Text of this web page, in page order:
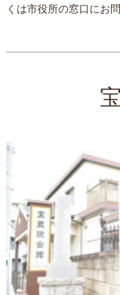
くは市役所の窓口にお